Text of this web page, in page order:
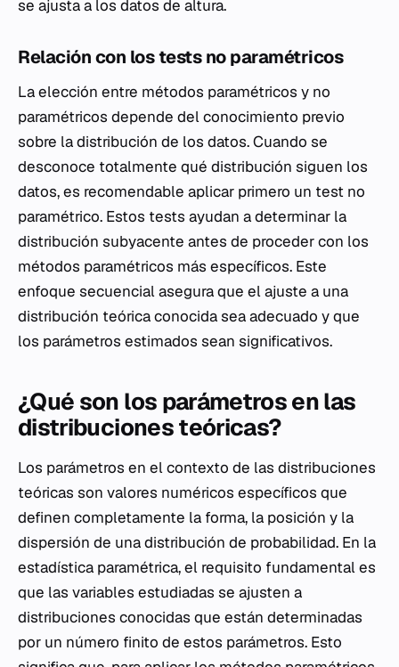
se ajusta a los datos de altura.
Relación con los tests no paramétricos
La elección entre métodos paramétricos y no
paramétricos depende del conocimiento previo
sobre la distribución de los datos. Cuando se
desconoce totalmente qué distribución siguen los
datos, es recomendable aplicar primero un test no
paramétrico. Estos tests ayudan a determinar la
distribución subyacente antes de proceder con los
métodos paramétricos más específicos. Este
enfoque secuencial asegura que el ajuste a una
distribución teórica conocida sea adecuado y que
los parámetros estimados sean significativos.
¿Qué son los parámetros en las
distribuciones teóricas?
Los parámetros en el contexto de las distribuciones
teóricas son valores numéricos específicos que
definen completamente la forma, la posición y la
dispersión de una distribución de probabilidad. En la
estadística paramétrica, el requisito fundamental es
que las variables estudiadas se ajusten a
distribuciones conocidas que están determinadas
por un número finito de estos parámetros. Esto